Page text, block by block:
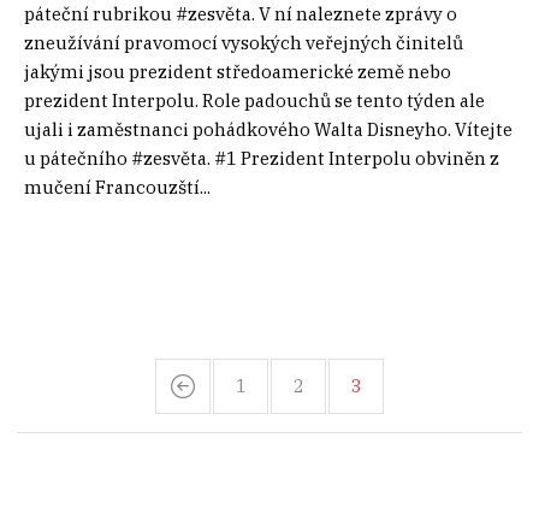
páteční rubrikou #zesvěta. V ní naleznete zprávy o
zneužívání pravomocí vysokých veřejných činitelů
jakými jsou prezident středoamerické země nebo
prezident Interpolu. Role padouchů se tento týden ale
ujali i zaměstnanci pohádkového Walta Disneyho. Vítejte
u pátečního #zesvěta. #1 Prezident Interpolu obviněn z
mučení Francouzští...
1 2 3